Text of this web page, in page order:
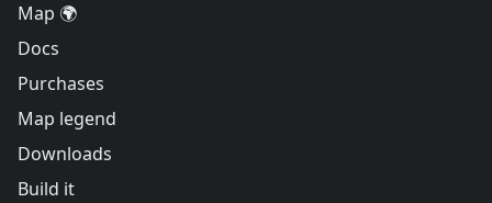
Map 🌍
Docs
Purchases
Map legend
Downloads
Build it